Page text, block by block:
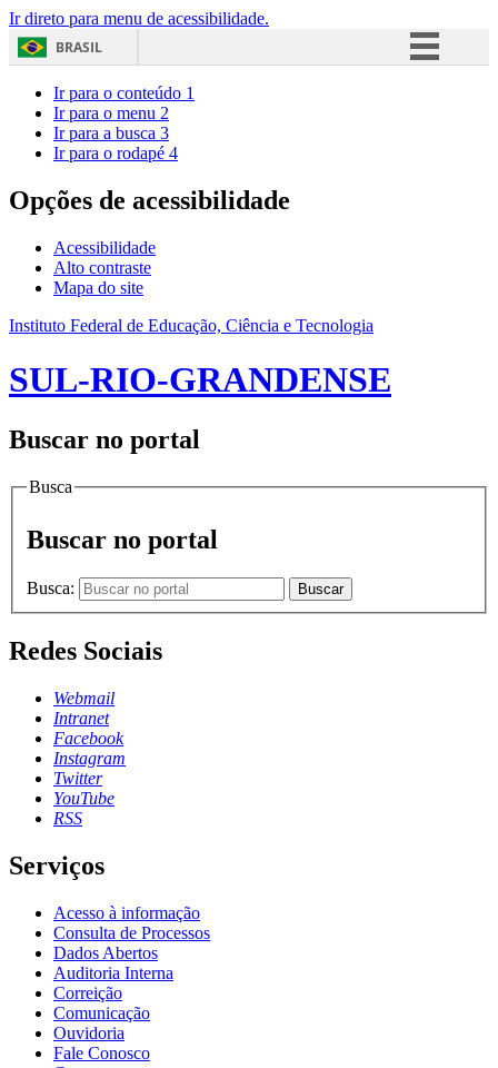
Ir direto para menu de acessibilidade.
BRASIL
Acesso à informação
Ir para o conteúdo 1
Ir para o menu 2
Ir para a busca 3
Ir para o rodapé 4
Opções de acessibilidade
Acessibilidade
Alto contraste
Mapa do site
Instituto Federal de Educação, Ciência e Tecnologia
SUL-RIO-GRANDENSE
Buscar no portal
Busca
Buscar no portal
Busca: Buscar
Redes Sociais
Webmail
Intranet
Facebook
Instagram
Twitter
YouTube
RSS
Serviços
Acesso à informação
Consulta de Processos
Dados Abertos
Auditoria Interna
Correição
Comunicação
Ouvidoria
Fale Conosco